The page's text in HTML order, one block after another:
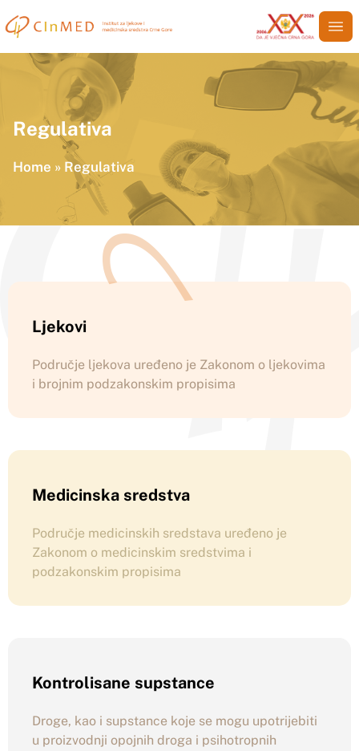
Regulativa
Home » Regulativa
Ljekovi
Područje ljekova uređeno je Zakonom o ljekovima
i brojnim podzakonskim propisima
Medicinska sredstva
Područje medicinskih sredstava uređeno je
Zakonom o medicinskim sredstvima i
podzakonskim propisima
Kontrolisane supstance
Droge, kao i supstance koje se mogu upotrijebiti
u proizvodnji opojnih droga i psihotropnih